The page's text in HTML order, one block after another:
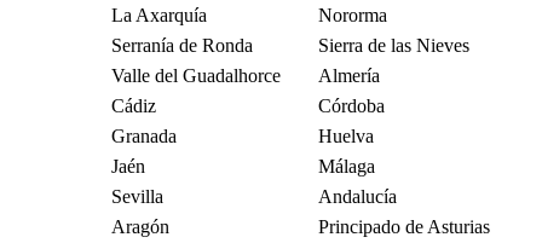
La Axarquía
Nororma
Serranía de Ronda
Sierra de las Nieves
Valle del Guadalhorce
Almería
Cádiz
Córdoba
Granada
Huelva
Jaén
Málaga
Sevilla
Andalucía
Aragón
Principado de Asturias